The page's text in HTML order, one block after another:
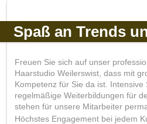
Spaß an Trends
Freuen Sie sich auf unser
Haarstudio Weilerswist, dass mit
Kompetenz für Sie da ist. Intensive
regelmäßige Weiterbildungen für
stehen für unsere Mitarbeiter
Höchstes Engagement bei jedem